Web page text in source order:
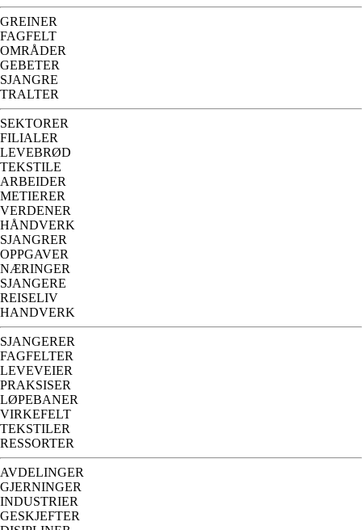
GREINER
FAGFELT
OMRÅDER
GEBETER
SJANGRE
TRALTER
SEKTORER
FILIALER
LEVEBRØD
TEKSTILE
ARBEIDER
METIERER
VERDENER
HÅNDVERK
SJANGRER
OPPGAVER
NÆRINGER
SJANGERE
REISELIV
HANDVERK
SJANGERER
FAGFELTER
LEVEVEIER
PRAKSISER
LØPEBANER
VIRKEFELT
TEKSTILER
RESSORTER
AVDELINGER
GJERNINGER
INDUSTRIER
GESKJEFTER